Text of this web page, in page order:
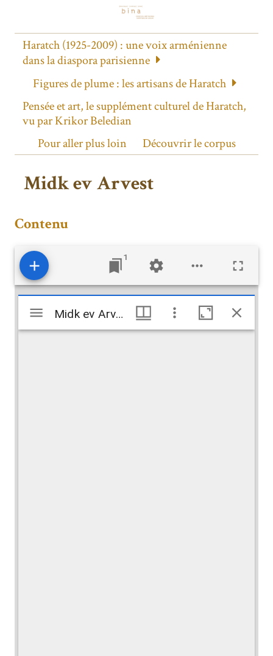
Haratch (1925-2009) : une voix arménienne
dans la diaspora parisienne
Figures de plume : les artisans de Haratch
Pensée et art, le supplément culturel de Haratch,
vu par Krikor Beledian
Pour aller plus loin
Découvrir le corpus
Midk ev Arvest
Contenu
1
Mirador
viewer
Midk ev Arvest
Midk ev Arvest